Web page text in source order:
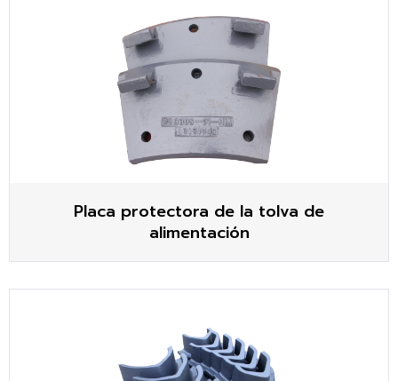
Placa protectora de la tolva de
alimentación